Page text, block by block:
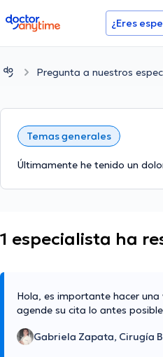
doctoranytime ¿Eres
Pregunta a nuestros
Temas generales
Últimamente he tenido un
1 especialista ha
Hola, es importante hacer
agende su cita lo antes
Gabriela Zapata, Cirugía